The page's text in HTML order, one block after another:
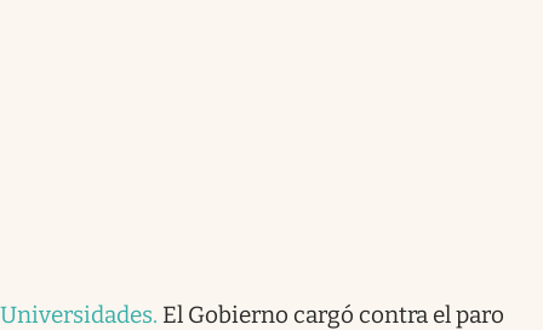
Universidades. El Gobierno cargó contra el paro